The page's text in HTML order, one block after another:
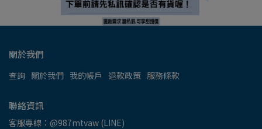
關於我們
查詢 關於我們 我的帳戶 退款政策 服務條款
聯絡資訊
客服專線：@987mtvaw (LINE)